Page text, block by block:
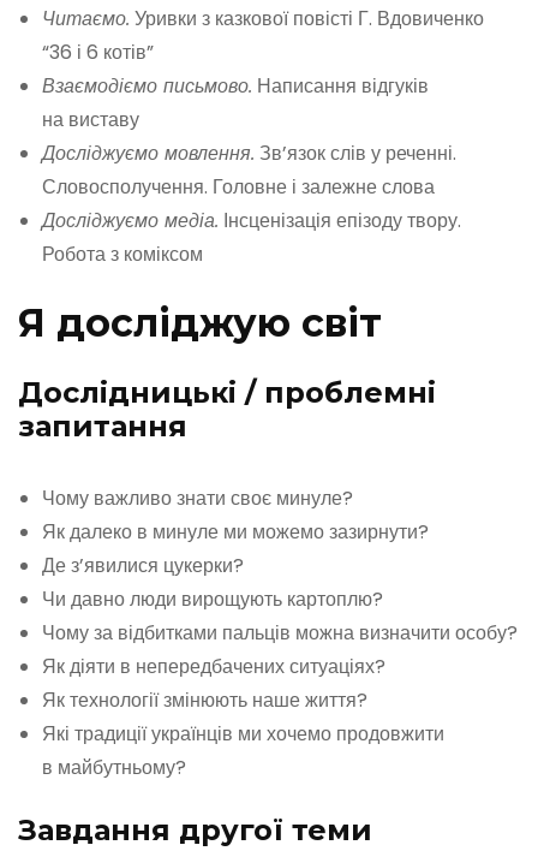
Читаємо. Уривки з казкової повісті Г. Вдовиченко
“36 і 6 котів”
Взаємодіємо письмово. Написання відгуків
на виставу
Досліджуємо мовлення. Зв’язок слів у реченні.
Словосполучення. Головне і залежне слова
Досліджуємо медіа. Інсценізація епізоду твору.
Робота з коміксом
Я досліджую світ
Дослідницькі / проблемні
запитання
Чому важливо знати своє минуле?
Як далеко в минуле ми можемо зазирнути?
Де з’явилися цукерки?
Чи давно люди вирощують картоплю?
Чому за відбитками пальців можна визначити особу?
Як діяти в непередбачених ситуаціях?
Як технології змінюють наше життя?
Які традиції українців ми хочемо продовжити
в майбутньому?
Завдання другої теми